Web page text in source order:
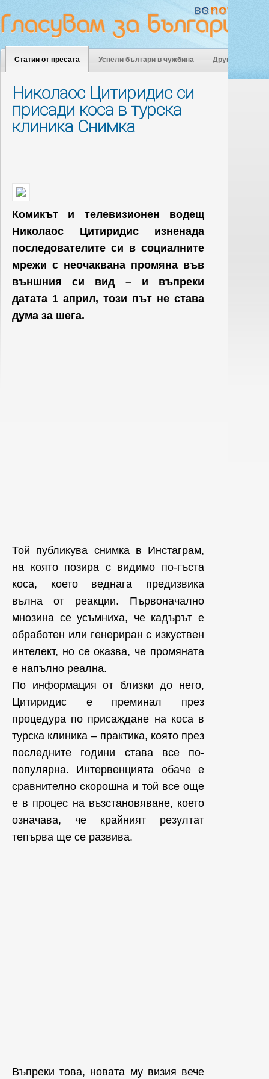
Статии от пресата Успели българи в чужбина Други
Николаос Цитиридис си
присади коса в турска
клиника Снимка
Комикът и телевизионен водещ
Николаос Цитиридис изненада
последователите си в социалните
мрежи с неочаквана промяна във
външния си вид – и въпреки
датата 1 април, този път не става
дума за шега.
Той публикува снимка в Инстаграм,
на която позира с видимо по-гъста
коса, което веднага предизвика
вълна от реакции. Първоначално
мнозина се усъмниха, че кадърът е
обработен или генериран с изкуствен
интелект, но се оказва, че промяната
е напълно реална.
По информация от близки до него,
Цитиридис е преминал през
процедура по присаждане на коса в
турска клиника – практика, която през
последните години става все по-
популярна. Интервенцията обаче е
сравнително скорошна и той все още
е в процес на възстановяване, което
означава, че крайният резултат
тепърва ще се развива.
Въпреки това, новата му визия вече